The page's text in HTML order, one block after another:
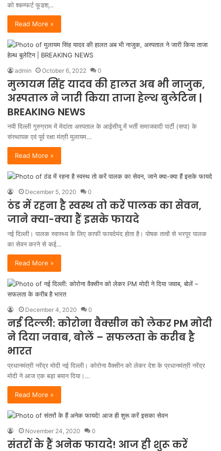
को श्कम्फर्ट फूडश्…
Read More »
admin October 6, 2022 0
मुलायम सिंह यादव की हालत अब भी नाजुक,
अस्पताल ने जारी किया ताजा हेल्थ बुलेटिन |
BREAKING NEWS
नयी दिल्ली गुरुग्राम में मेदांता अस्पताल के आईसीयू में भर्ती समाजवादी पार्टी (सपा) के
संस्थापक एवं पूर्व रक्षा मंत्री मुलायम…
Read More »
December 5, 2020 0
ठंड में रहना है स्वस्थ तो करें पालक का सेवन,
जाने क्या-क्या हैं इसके फायदे
नई दिल्ली। पालक स्वास्थ्य के लिए काफी फायदेमंद होता है। पोषक तत्वों से भरपूर पालक
का सेवन करने से कई…
Read More »
December 4, 2020 0
नई दिल्ली: कोरोना वैक्सीन को लेकर PM मोदी
ने दिया जवाब, बोलें – सफलता के करीब है
भारत
प्रधानमंत्री नरेंद्र मोदी नई दिल्ली। कोरोना वैक्सीन को लेकर देश के प्रधानमंत्री नरेंद्र
मोदी ने आज एक बड़ा बयान दिया।…
Read More »
November 24, 2020 0
संतरों के हैं अनेक फायदे! आज ही शुरू करें